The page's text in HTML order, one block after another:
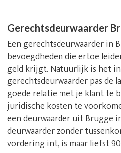
Gerechtsdeurwaarder
Een gerechtsdeurwaarder in
bevoegdheden die ertoe
geld krijgt. Natuurlijk is het
gerechtsdeurwaarder pas de
goede relatie met je klant te
juridische kosten te
een deurwaarder uit Brugge
deurwaarder zonder
vordering int, is maar liefst